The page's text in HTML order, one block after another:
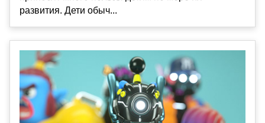
развития. Дети обыч...